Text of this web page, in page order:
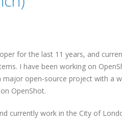
for the last 11 years, and
I have been working on
open-source project with a
OpenShot.
currently work in the City of